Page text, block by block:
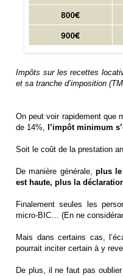
Impôts sur les recettes
et sa tranche d’imposition
On peut voir rapidement que
de 14%, l’impôt minimum
Soit le coût de la prestation
De manière générale,plus
est haute, plus la
Finalement seules les
micro-BIC… (En ne
Mais dans certains cas,
pourrait inciter certain à y
De plus, il ne faut pas